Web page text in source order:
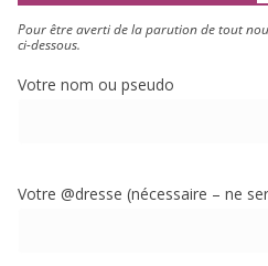
Pour être aver­ti de la paru­tion de tout
ci-dessous.
Votre nom ou pseudo
Votre @dresse (néces­saire – ne